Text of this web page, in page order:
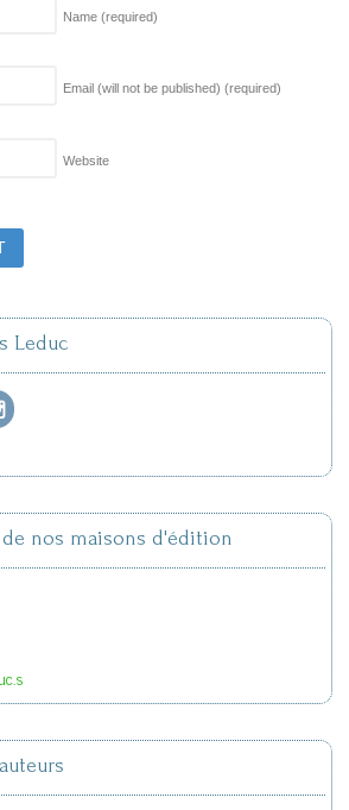
Name (required)
Email (will not be published) (required)
Website
Leduc
nos maisons d'édition